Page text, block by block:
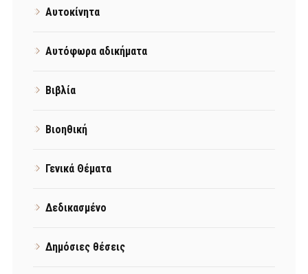
Αυτοκίνητα
Αυτόφωρα αδικήματα
Βιβλία
Βιοηθική
Γενικά Θέματα
Δεδικασμένο
Δημόσιες θέσεις